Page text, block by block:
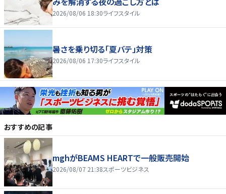
2026/08/06 18:30ライフスタイル
暑さを乗り切る「夏バテ」対策
2026/08/06 17:30ライフスタイル
おすすめの記事
mghがBEAMS HEARTで一般販売開始
2026/08/07 21:38スポーツビジネス